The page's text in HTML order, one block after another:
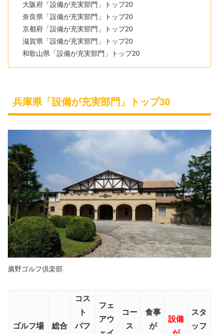
大阪府「設備が充実部門」トップ20
奈良県「設備が充実部門」トップ20
京都府「設備が充実部門」トップ20
滋賀県「設備が充実部門」トップ20
和歌山県「設備が充実部門」トップ20
兵庫県「設備が充実部門」トップ30
廣野ゴルフ倶楽部
ゴルフ場 総合
コス
ト
パフ
フェ
アウ
コー
ス
食事
が
設備
スタ
ッフ